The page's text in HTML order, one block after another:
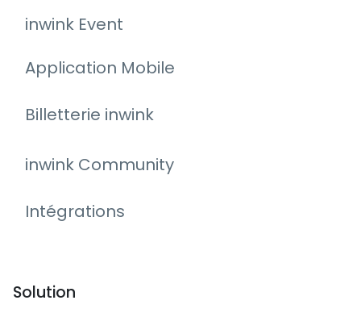
inwink Event
Application Mobile
Billetterie inwink
inwink Community
Intégrations
Solution